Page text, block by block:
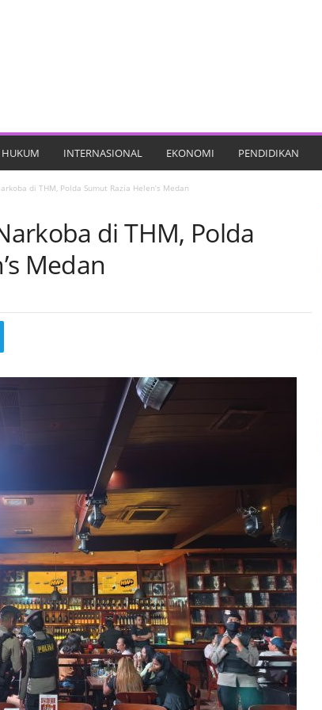
HUKUM INTERNASIONAL EKONOMI PENDIDIKAN
di THM, Polda Sumut Razia Helen’s Medan
di THM, Polda
Medan